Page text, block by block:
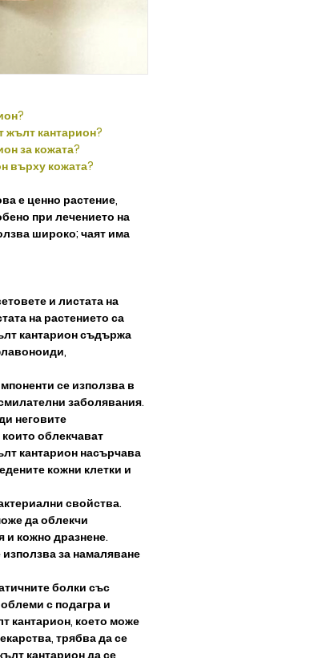
жълт кантарион?
за кожата?
върху кожата?
е ценно растение,
при лечението на
широко; чаят има
и листата на
на растението са
кантарион съдържа
се използва в
заболявания.
неговите
облекчават
кантарион насърчава
кожни клетки и
свойства.
да облекчи
и кожно дразнене.
за намаляване
болки със
с подагра и
кантарион, което може
трябва да се
кантарион да се